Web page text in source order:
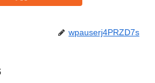
wpauserj4PRZD7s